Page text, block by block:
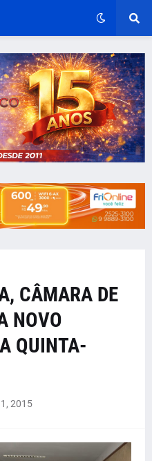
CÂMARA DE
NOVO
QUINTA-
2015